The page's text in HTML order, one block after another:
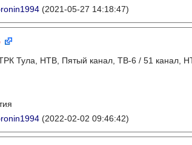
(2021-05-27 14:18:47)
Тула, НТВ, Пятый канал, ТВ-6 / 51 канал,
(2022-02-02 09:46:42)